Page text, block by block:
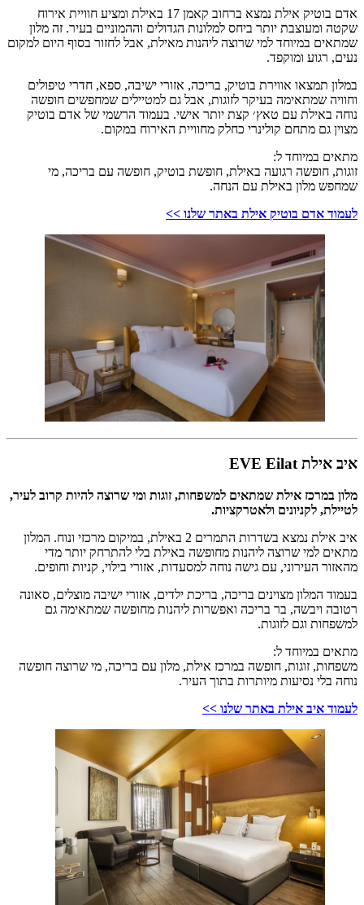
אדם בוטיק אילת נמצא ברחוב קאמן 17 באילת ומציע חוויית אירוח
שקטה ומעוצבת יותר ביחס למלונות הגדולים וההמוניים בעיר. זה מלון
שמתאים במיוחד למי שרוצה ליהנות מאילת, אבל לחזור בסוף היום למקום
נעים, רגוע ומוקפד.
במלון תמצאו אווירת בוטיק, בריכה, אזורי ישיבה, ספא, חדרי טיפולים
וחוויה שמתאימה בעיקר לזוגות, אבל גם למטיילים שמחפשים חופשה
נוחה באילת עם טאץ׳ קצת יותר אישי. בעמוד הרשמי של אדם בוטיק
מצוין גם מתחם קולינרי כחלק מחוויית האירוח במקום.
מתאים במיוחד ל:
זוגות, חופשה רגועה באילת, חופשת בוטיק, חופשה עם בריכה, מי
שמחפש מלון באילת עם הנחה.
לעמוד אדם בוטיק אילת באתר שלנו >>
איב אילת EVE Eilat
מלון במרכז אילת שמתאים למשפחות, זוגות ומי שרוצה להיות קרוב לעיר,
לטיילת, לקניונים ולאטרקציות.
איב אילת נמצא בשדרות התמרים 2 באילת, במיקום מרכזי ונוח. המלון
מתאים למי שרוצה ליהנות מחופשה באילת בלי להתרחק יותר מדי
מהאזור העירוני, עם גישה נוחה למסעדות, אזורי בילוי, קניות וחופים.
בעמוד המלון מצוינים בריכה, בריכת ילדים, אזורי ישיבה מוצלים, סאונה
רטובה ויבשה, בר בריכה ואפשרות ליהנות מחופשה שמתאימה גם
למשפחות וגם לזוגות.
מתאים במיוחד ל:
משפחות, זוגות, חופשה במרכז אילת, מלון עם בריכה, מי שרוצה חופשה
נוחה בלי נסיעות מיותרות בתוך העיר.
לעמוד איב אילת באתר שלנו >>